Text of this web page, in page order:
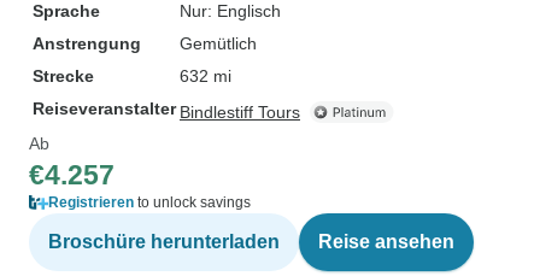
Sprache
Nur: Englisch
Anstrengung
Gemütlich
Strecke
632 mi
Reiseveranstalter Bindlestiff Tours
Ab
€4.257
Registrieren to unlock savings
Broschüre herunterladen Reise ansehen